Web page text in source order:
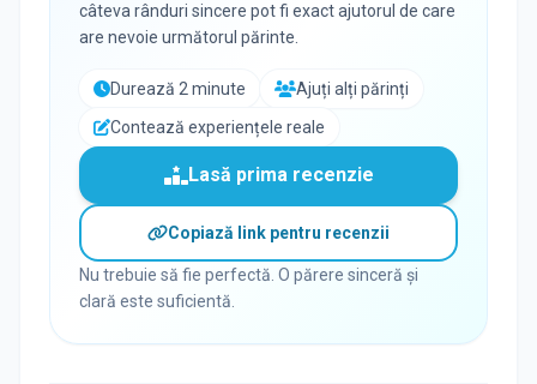
câteva rânduri sincere pot fi exact ajutorul de care
are nevoie următorul părinte.
Durează 2 minute
Ajuți alți părinți
Contează experiențele reale
Lasă prima recenzie
Copiază link pentru recenzii
Nu trebuie să fie perfectă. O părere sinceră și
clară este suficientă.